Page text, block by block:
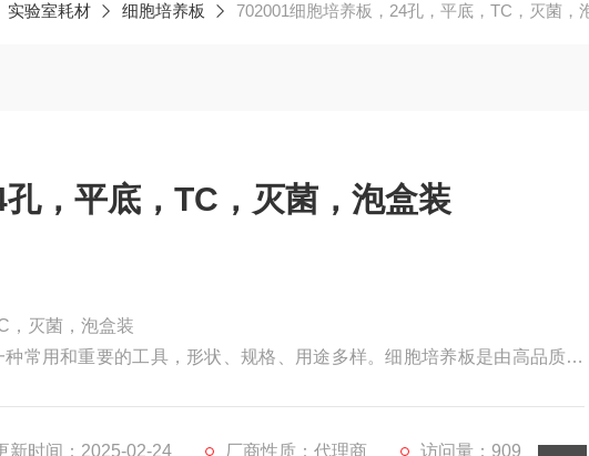
实验室耗材 细胞培养板 702001细胞培养板，24孔，平底，TC，灭菌，
，平底，TC，灭菌，泡盒装
，灭菌，泡盒装
常用和重要的工具，形状、规格、用途多样。细胞培养板是由高品质聚
新时间：2025-02-24 厂商性质：代理商 访问量：909